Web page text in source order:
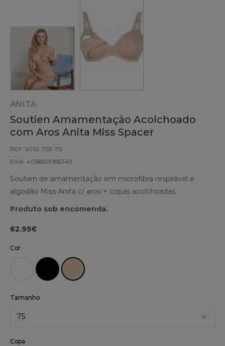
ANITA
Soutien Amamentação Acolchoado
com Aros Anita Miss Spacer
REF: 5010-753-75I
EAN: 4058509186349
Soutien de amamentação em microfibra respirável e
algodão Miss Anita c/ aros + copas acolchoadas.
Produto sob encomenda.
62.95€
Cor
Tamanho
75
Copa